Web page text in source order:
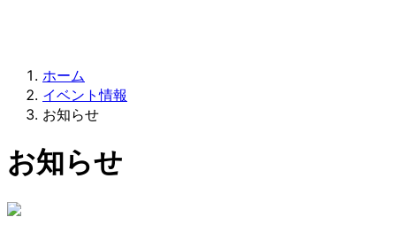
ホーム
イベント情報
お知らせ
お知らせ